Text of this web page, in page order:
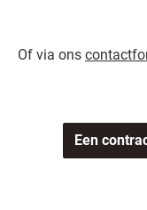
Of via ons
Een